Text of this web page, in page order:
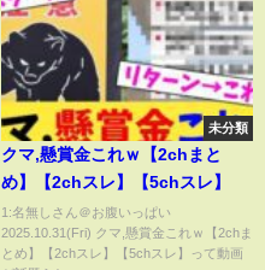
未分類
クマ,懸賞金これｗ【2chまと
め】【2chスレ】【5chスレ】
1:名無しさん＠お腹いっぱい
2025.10.31(Fri) クマ,懸賞金これｗ【2chま
とめ】【2chスレ】【5chスレ】って動画